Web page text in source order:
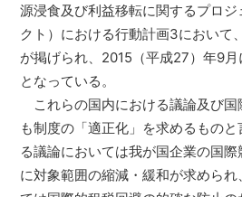
源浸食及び利益移転に関するプロ
クト）における行動計画3において
が掲げられ、2015（平成27）年9
となっている。
これらの国内における議論及び国
も制度の「適正化」を求めるもの
る議論においては我が国企業の国
に対象範囲の縮減・緩和が求めら